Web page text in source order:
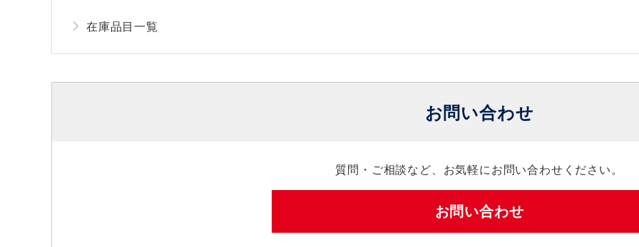
在庫品目一覧
お問い合わせ
質問・ご相談など、 お気軽にお問い合わせください。
お問い合わせ